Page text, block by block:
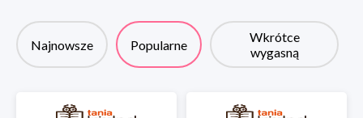
Najnowsze Popularne
Wkrótce
wygasną